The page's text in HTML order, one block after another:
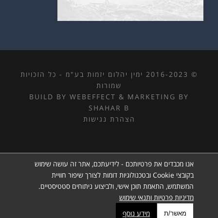
© 2016-2023 ימין יהלום יזמות בע"מ - כל הזכויות
שמורות
BUILD BY WEBEFFECT & MARKETING BY
SHAHAR B
הצהרת נגישות
אנו מכבדים את פרטיותכם - לידיעתכם, אתר זה עושה שימוש
בקובצי Cookie ובטכנולוגיות דומות לצורך שיפור חוויית
המשתמש, התאמת תוכן אישי, ולביצוע ניתוחים סטטיסטיים.
מדיניות פרטיות ותנאי שימוש
מאשר/ת מידע נוסף